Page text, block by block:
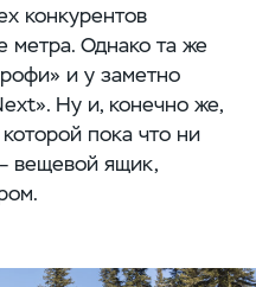
конкурентов
метра. Однако та же
и у заметно
Ну и, конечно же,
пока что ни
вещевой ящик,